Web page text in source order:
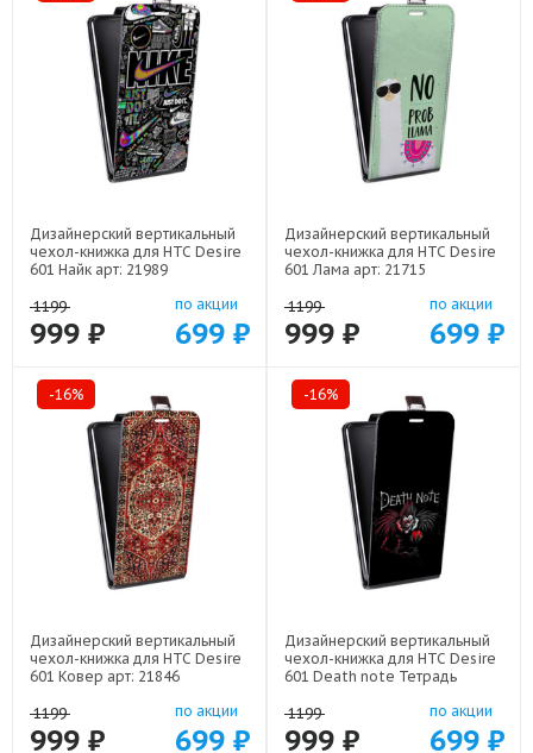
Дизайнерский вертикальный
чехол-книжка для HTC Desire
601 Найк арт: 21989
1199
999 ₽
по акции
699 ₽
Дизайнерский вертикальный
чехол-книжка для HTC Desire
601 Лама арт: 21715
1199
999 ₽
по акции
699 ₽
-16%
Дизайнерский вертикальный
чехол-книжка для HTC Desire
601 Ковер арт: 21846
1199
999 ₽
по акции
699 ₽
-16%
Дизайнерский вертикальный
чехол-книжка для HTC Desire
601 Death note Тетрадь
1199
999 ₽
по акции
699 ₽